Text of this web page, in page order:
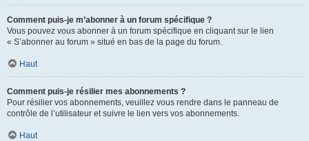
Comment puis-je m’abonner à un forum spécifique ?
Vous pouvez vous abonner à un forum spécifique en cliquant sur le lien
« S’abonner au forum » situé en bas de la page du forum.
Haut
Comment puis-je résilier mes abonnements ?
Pour résilier vos abonnements, veuillez vous rendre dans le panneau de
contrôle de l’utilisateur et suivre le lien vers vos abonnements.
Haut